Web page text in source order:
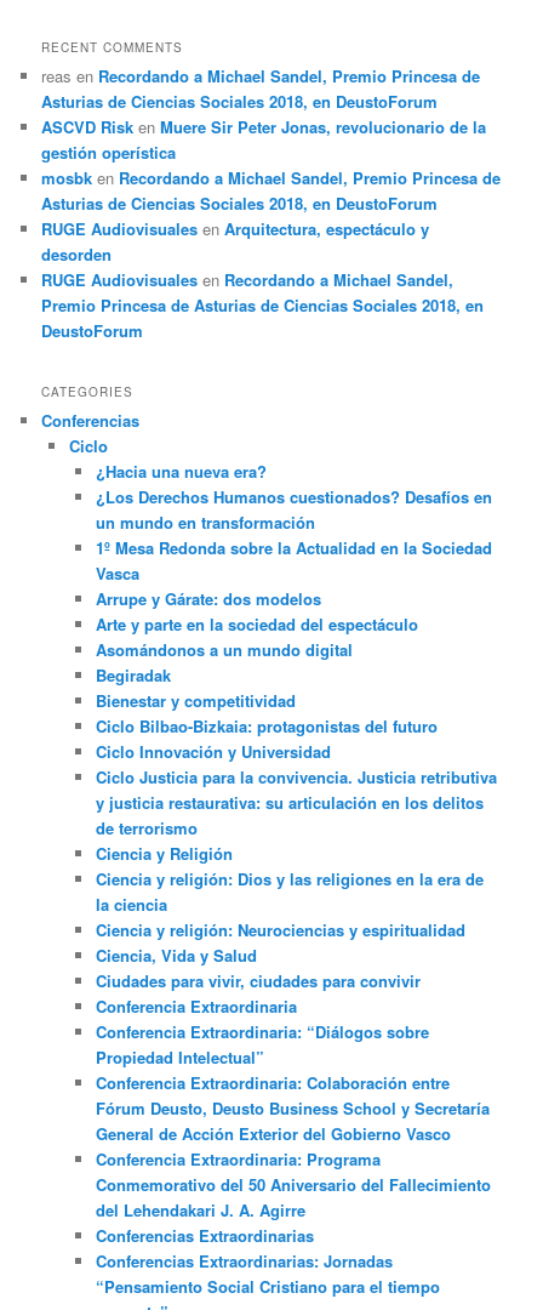
RECENT COMMENTS
reas en Recordando a Michael Sandel, Premio Princesa de
Asturias de Ciencias Sociales 2018, en DeustoForum
ASCVD Risk enMuere Sir Peter Jonas, revolucionario de la
gestión operística
mosbk en Recordando a Michael Sandel, Premio Princesa de
Asturias de Ciencias Sociales 2018, en DeustoForum
RUGE Audiovisuales enArquitectura, espectáculo y
desorden
RUGE Audiovisuales en Recordando a Michael Sandel,
Premio Princesa de Asturias de Ciencias Sociales 2018, en
DeustoForum
CATEGORIES
Conferencias
Ciclo
¿Hacia una nueva era?
¿Los Derechos Humanos cuestionados? Desafíos en
un mundo en transformación
1º Mesa Redonda sobre la Actualidad en la Sociedad
Vasca
Arrupe y Gárate: dos modelos
Arte y parte en la sociedad del espectáculo
Asomándonos a un mundo digital
Begiradak
Bienestar y competitividad
Ciclo Bilbao-Bizkaia: protagonistas del futuro
Ciclo Innovación y Universidad
Ciclo Justicia para la convivencia. Justicia retributiva
y justicia restaurativa: su articulación en los delitos
de terrorismo
Ciencia y Religión
Ciencia y religión: Dios y las religiones en la era de
la ciencia
Ciencia y religión: Neurociencias y espiritualidad
Ciencia, Vida y Salud
Ciudades para vivir, ciudades para convivir
Conferencia Extraordinaria
Conferencia Extraordinaria: “Diálogos sobre
Propiedad Intelectual”
Conferencia Extraordinaria: Colaboración entre
Fórum Deusto, Deusto Business School y Secretaría
General de Acción Exterior del Gobierno Vasco
Conferencia Extraordinaria: Programa
Conmemorativo del 50 Aniversario del Fallecimiento
del Lehendakari J. A. Agirre
Conferencias Extraordinarias
Conferencias Extraordinarias: Jornadas
“Pensamiento Social Cristiano para el tiempo